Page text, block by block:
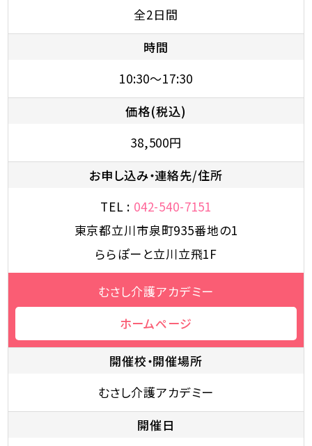
全2日間
時間
10:30～17:30
価格(税込)
38,500円
お申し込み・連絡先/住所
TEL : 042-540-7151
東京都立川市泉町935番地の1
ららぽーと立川立飛1F
むさし介護アカデミー
ホームページ
開催校・開催場所
むさし介護アカデミー
開催日